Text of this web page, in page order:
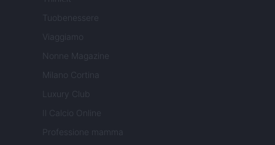
Tuobenessere
Viaggiamo
Nonne Magazine
Milano Cortina
Luxury Club
Il Calcio Online
Professione mamma